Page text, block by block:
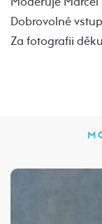
Dobrovolné
Za fotografii